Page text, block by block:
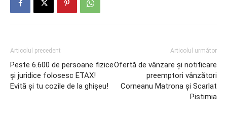
Articolul precedent
Peste 6.600 de persoane fizice
și juridice folosesc ETAX!
Evită și tu cozile de la ghișeu!
Articolul următor
Ofertă de vânzare și notificare
preemptori vânzători
Corneanu Matrona și Scarlat
Pistimia